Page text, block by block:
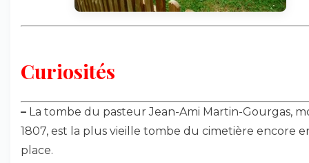
Curiosités
– La tombe du pasteur Jean-Ami Martin-Gourgas,
1807, est la plus vieille tombe du cimetière encore
place.